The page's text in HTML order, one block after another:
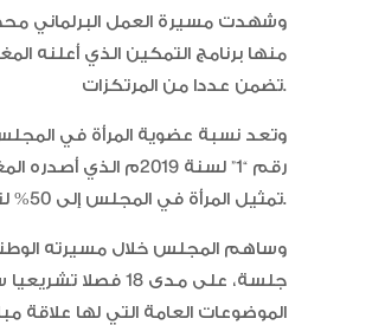
وشهدت مسيرة العمل البرلماني
تضمن عددا من المرتكزات.
وتعد نسبة عضوية المرأة في المجلس
رقم “1” لسنة 2019م
تمثيل المرأة في المجلس إلى 50% لتمكين المرأة وتعزيز مشاركتها السياسية ومساهمتها في عملية صنع القرار.
الموضوعات العامة التي لها علاقة